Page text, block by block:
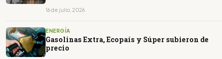
16 de julio, 2026
ENERGÍA
Gasolinas Extra, Ecopaís y Súper subieron de
precio